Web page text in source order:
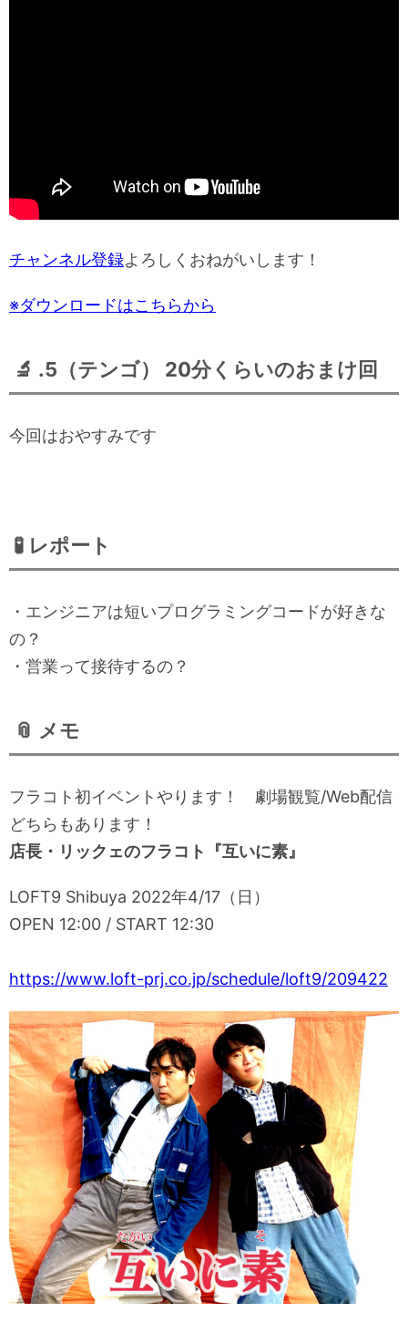
チャンネル登録よろしくおねがいします！
※ダウンロードはこちらから
🔬 .5（テンゴ） 20分くらいのおまけ回
今回はおやすみです
🧪 レポート
・エンジニアは短いプログラミングコードが好きな
の？
・営業って接待するの？
📎 メモ
フラコト初イベントやります！ 劇場観覧/Web配信
どちらもあります！
店長・リックェのフラコト『互いに素』
LOFT9 Shibuya 2022年4/17（日）
OPEN 12:00 / START 12:30
https://www.loft-prj.co.jp/schedule/loft9/209422